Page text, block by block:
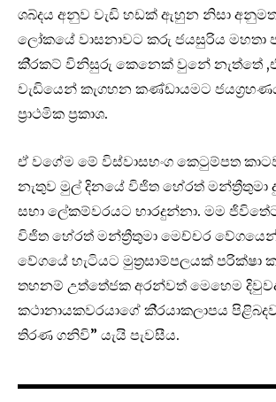
ශබ්දය අනුව වැඩි හඩක් ඇහුන නිසා අනුමත
ලෝකයේ වාසනාවට කරු ජයසුරිය මහතා
කි‍්‍රකට් විනිසුරු කෙනෙක් වුනේ නැත්තේ
වැඩියෙන් කැගහන කණ්ඩායමට ජයග‍්‍රහණය
ප්‍රාථමික ප‍්‍රකාශ.
ඒ වගේම මේ විස්වාසභංග කෙටුම්පත
නැතුව මුල් දිනයේ විජිත හේරත් මන්ත්‍රීතුමා
සභා ලේකම්වරයට භාරදුන්නා. මම ජිවිතේට
විජිත හේරත් මන්ත්‍රීතුමා මෙච්චර
වේගයේ හැටියට මුත‍්‍රසාම්පලයක්
තහනම් උත්තේජක අරන්වත් මෙහෙම
කථානායකවරයාගේ කි‍්‍රයාකලාපය
තිරණ ගනිවි” යැයි පැවසීය.